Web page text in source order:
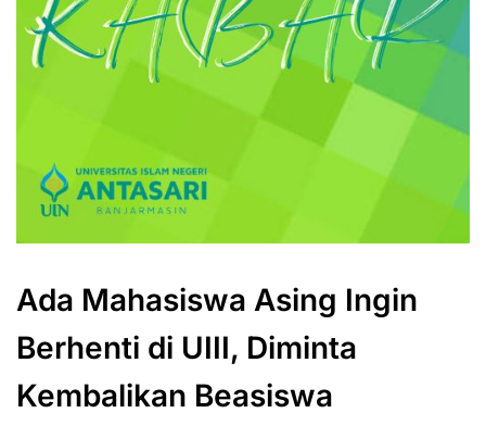
Ada Mahasiswa Asing Ingin
Berhenti di UIII, Diminta
Kembalikan Beasiswa